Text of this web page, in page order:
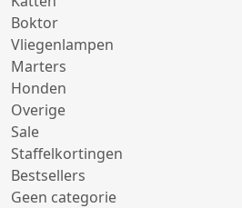
Boktor
Vliegenlampen
Marters
Honden
Overige
Sale
Staffelkortingen
Bestsellers
Geen categorie